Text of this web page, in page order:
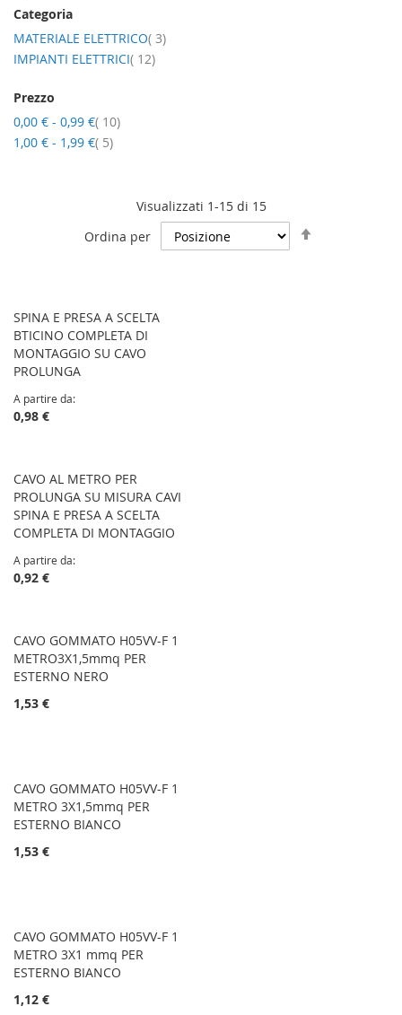
Visualizzati 1-15 di 15
Ordina per
SPINA E PRESA A SCELTA
BTICINO COMPLETA DI
MONTAGGIO SU CAVO
PROLUNGA
A partire da
0,98 €
CAVO AL METRO PER
PROLUNGA SU MISURA CAVI
SPINA E PRESA A SCELTA
COMPLETA DI MONTAGGIO
A partire da
0,92 €
CAVO GOMMATO H05VV-F 1
METRO3X1,5mmq PER
ESTERNO NERO
1,53 €
CAVO GOMMATO H05VV-F 1
METRO 3X1,5mmq PER
ESTERNO BIANCO
1,53 €
CAVO GOMMATO H05VV-F 1
METRO 3X1 mmq PER
ESTERNO BIANCO
1,12 €
Categoria
MATERIALE ELETTRICO 3elementi
IMPIANTI ELETTRICI 12elementi
Prezzo
0,00 € - 0,99 € 10elementi
1,00 € - 1,99 € 5elementi